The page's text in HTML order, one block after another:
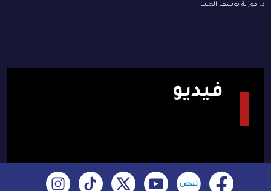
د. فوزية يوسف الجيب
فيديو